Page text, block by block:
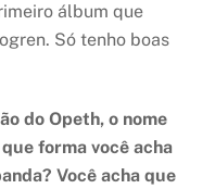
álbum que
Só tenho boas
do Opeth, o nome
forma você acha
Você acha que